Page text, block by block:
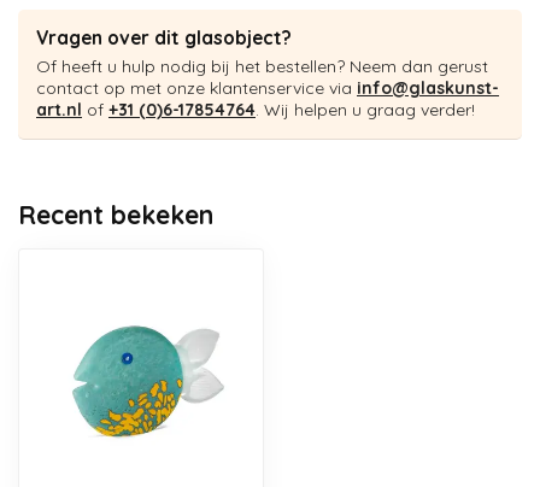
Vragen over dit glasobject?
Of heeft u hulp nodig bij het bestellen? Neem dan gerust
contact op met onze klantenservice via info@glaskunst-
art.nl of +31 (0)6-17854764. Wij helpen u graag verder!
Recent bekeken